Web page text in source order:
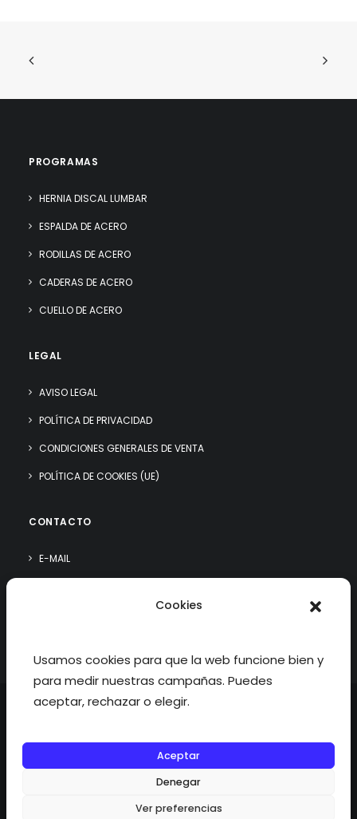
Cookies
Usamos cookies para que la web funcione bien y
para medir nuestras campañas. Puedes
aceptar, rechazar o elegir.
Aceptar
Denegar
Ver preferencias
PROGRAMAS
HERNIA DISCAL LUMBAR
ESPALDA DE ACERO
RODILLAS DE ACERO
CADERAS DE ACERO
CUELLO DE ACERO
LEGAL
AVISO LEGAL
POLÍTICA DE PRIVACIDAD
CONDICIONES GENERALES DE VENTA
POLÍTICA DE COOKIES (UE)
CONTACTO
E-MAIL
©2026 fisioterapiatualcance todos los derechos reservados.